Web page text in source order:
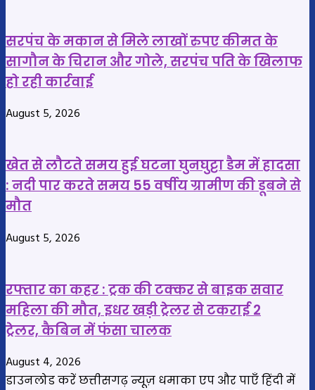
टूटी
दोस्ती?
कम!
सरपंच के मकान से मिले लाखों रुपए कीमत के
सागौन के चिरान और गोले, सरपंच पति के खिलाफ
हो रही कार्रवाई
August 5, 2026
खेत से लौटते समय हुई घटना घुनघुट्टा डैम में हादसा
: नदी पार करते समय 55 वर्षीय ग्रामीण की डूबने से
मौत
August 5, 2026
रफ्तार का कहर : ट्रक की टक्कर से बाइक सवार
महिला की मौत, इधर खड़ी ट्रेलर से टकराई 2
ट्रेलर, कैबिन में फंसा चालक
August 4, 2026
डाउनलोड करें छत्तीसगढ़ न्यूज़ धमाका एप और पाएँ हिंदी में